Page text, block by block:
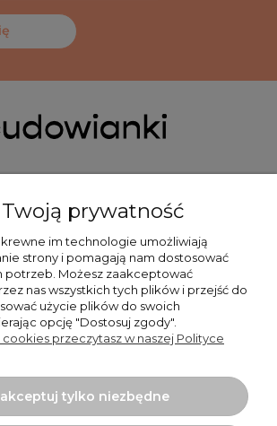
15:00
+48 519 462 010
prywatność
im technologie umożliwiają
strony i pomagają nam dostosować
potrzeb. Możesz zaakceptować
nas wszystkich tych plików i przejść do
użycie plików do swoich
opcję "Dostosuj zgody".
przeczytasz w naszej Polityce
tylko niezbędne